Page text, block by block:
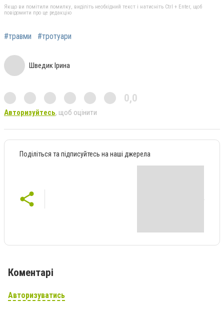
Якщо ви помітили помилку, виділіть необхідний текст і натисніть Ctrl + Enter, щоб
повідомити про це редакцію
#травми #тротуари
Шведик Ірина
0,0
Авторизуйтесь, щоб оцінити
Поділіться та підписуйтесь на наші джерела
Коментарі
Авторизуватись